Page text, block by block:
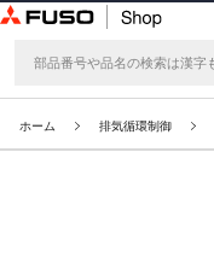
ホーム 排気循環制御